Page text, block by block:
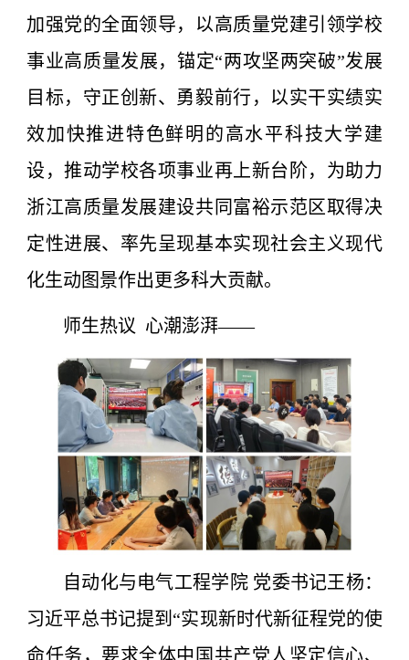
加强党的全面领导，以高质量党建引领学校
事业高质量发展，锚定“两攻坚两突破”发展
目标，守正创新、勇毅前行，以实干实绩实
效加快推进特色鲜明的高水平科技大学建
设，推动学校各项事业再上新台阶，为助力
浙江高质量发展建设共同富裕示范区取得决
定性进展、率先呈现基本实现社会主义现代
化生动图景作出更多科大贡献。
师生热议 心潮澎湃——
自动化与电气工程学院 党委书记王杨：
习近平总书记提到“实现新时代新征程党的使
命任务，要求全体中国共产党人坚定信心、